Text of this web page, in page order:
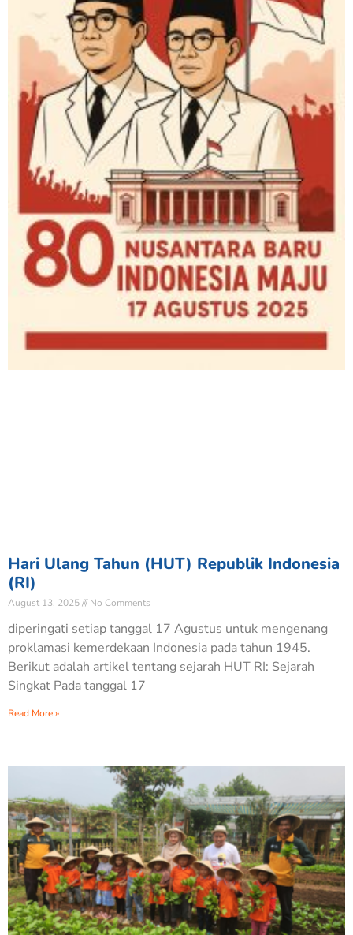
Hari Ulang Tahun (HUT) Republik Indonesia
(RI)
August 13, 2025 No Comments
diperingati setiap tanggal 17 Agustus untuk mengenang
proklamasi kemerdekaan Indonesia pada tahun 1945.
Berikut adalah artikel tentang sejarah HUT RI: Sejarah
Singkat Pada tanggal 17
Read More »